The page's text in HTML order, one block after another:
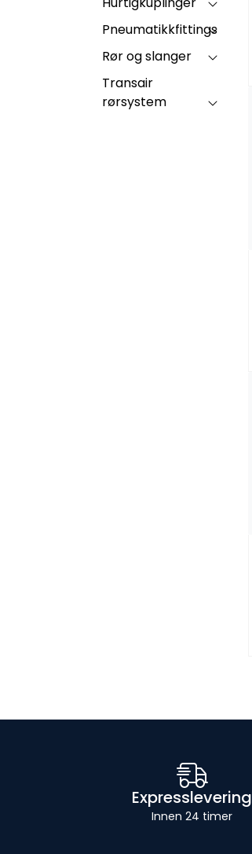
Pneumatikkfittings
Rør og slanger
Transair
rørsystem
Expresslevering
Innen 24 timer